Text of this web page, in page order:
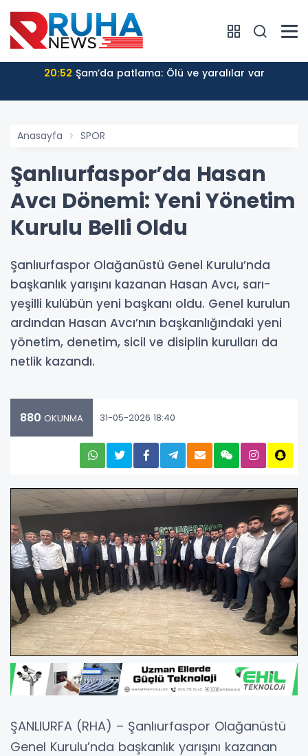
20:52 Şam’da patlama: Ölü ve yaralılar var
Anasayfa SPOR
Şanlıurfaspor’da Hasan
Avcı Dönemi: Yeni Yönetim
Kurulu Belli Oldu
Şanlıurfaspor Olağanüstü Genel Kurulu’nda
başkanlık yarışını kazanan Hasan Avcı, sarı-
yeşilli kulübün yeni başkanı oldu. Genel kurulun
ardından Hasan Avcı’nın başkanlığındaki yeni
yönetim, denetim, sicil ve disiplin kurulları da
netlik kazandı.
880 OKUNMA 31-05-2026 18:40
ŞANLIURFA (RHA) – Şanlıurfaspor Olağanüstü
Genel Kurulu’nda başkanlık yarışını kazanan